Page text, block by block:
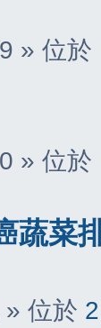
» 位於
» 位於
蔬菜
位於